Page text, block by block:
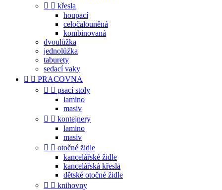
  křesla
houpací
celočalouněná
kombinovaná
dvoulůžka
jednolůžka
taburety
sedací vaky
  PRACOVNA
  psací stoly
lamino
masiv
  kontejnery
lamino
masiv
  otočné židle
kancelářské židle
kancelářská křesla
dětské otočné židle
  knihovny